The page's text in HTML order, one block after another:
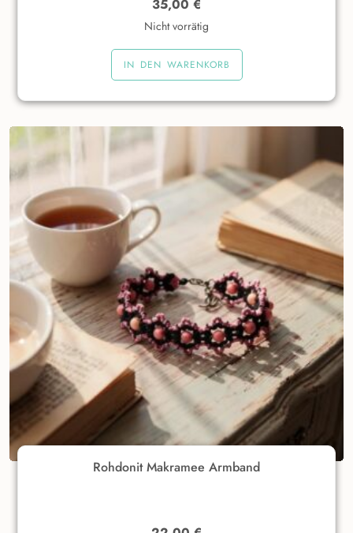
35,00 €
Nicht vorrätig
IN DEN WARENKORB
Rohdonit Makramee Armband